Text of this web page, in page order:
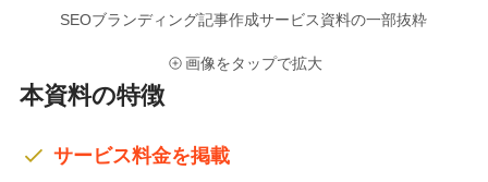
SEOブランディング記事作成サービス資料の一部抜粋
画像をタップで拡大
本資料の特徴
サービス料金を掲載